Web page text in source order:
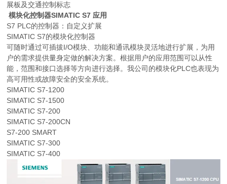
展板及交通控制标志
模块化控制器SIMATIC S7 应用
S7 PLC的控制器：自定义扩展
SIMATIC S7的模块化控制器
可随时通过可插拔I/O模块、功能和通讯模块灵活地进行扩展，为用
户的需求提供量身定做的解决方案。根据用户的应用范围可以从性
能，范围和接口选择等方向进行选择。我公司的模块化PLC也表现为
高可用性或故障安全的安全系统。
SIMATIC S7-1200
SIMATIC S7-1500
SIMATIC S7-200
SIMATIC S7-200CN
S7-200 SMART
SIMATIC S7-300
SIMATIC S7-400